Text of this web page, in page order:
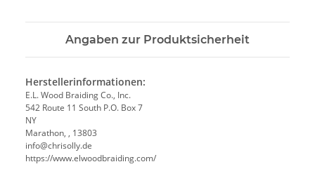
Angaben zur Produktsicherheit
Herstellerinformationen:
E.L. Wood Braiding Co., Inc.
542 Route 11 South P.O. Box 7
NY
Marathon, , 13803
info@chrisolly.de
https://www.elwoodbraiding.com/